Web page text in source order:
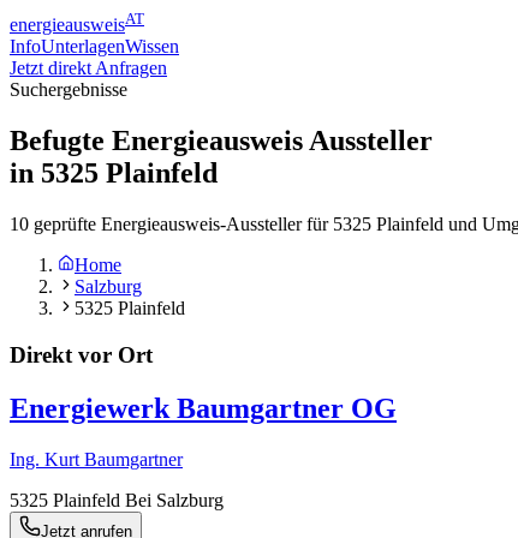
energieausweisAT
InfoUnterlagenWissen
Jetzt direkt Anfragen
Suchergebnisse
Befugte Energieausweis Aussteller
in 5325 Plainfeld
10 geprüfte Energieausweis-Aussteller für 5325 Plainfeld und
Home
Salzburg
5325 Plainfeld
Direkt vor Ort
Energiewerk Baumgartner OG
Ing. Kurt Baumgartner
5325 Plainfeld Bei Salzburg
Jetzt anrufen